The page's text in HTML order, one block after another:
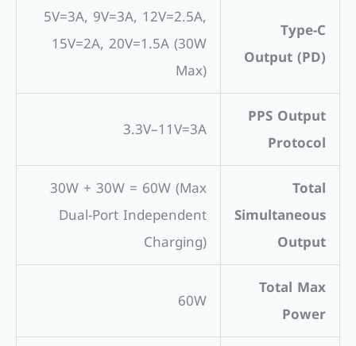
Type-C
Output (PD)
5V=3A, 9V=3A, 12V=2.5A,
15V=2A, 20V=1.5A (30W
Max)
PPS Output
Protocol
3.3V–11V=3A
Total
Simultaneous
Output
30W + 30W = 60W (Max
Dual-Port Independent
Charging)
Total Max
Power
60W